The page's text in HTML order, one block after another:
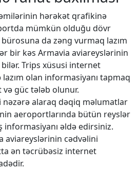
hərəkət qrafikinə
mümkün olduğu dövr
da zəng vurmaq lazım
bir kəs Armavia aviareyslərinin
Trips xüsusi internet
olan informasiyanı tapmaq
və güc tələb olunur.
alaraq dəqiq məlumatlar
aeroportlarında bütün reyslər
informasiyanı əldə edirsiniz.
aviareyslərinin cədvəlini
ən təcrübəsiz internet